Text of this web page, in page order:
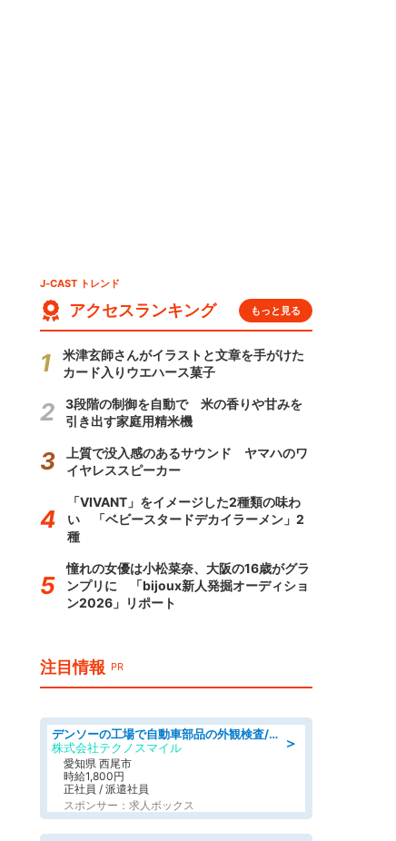
J-CAST トレンド
アクセスランキング もっと見る
米津玄師さんがイラストと文章を手がけた
カード入りウエハース菓子
3段階の制御を自動で 米の香りや甘みを
引き出す家庭用精米機
上質で没入感のあるサウンド ヤマハのワ
イヤレススピーカー
「VIVANT」をイメージした2種類の味わ
い 「ベビースタードデカイラーメン」2
種
憧れの女優は小松菜奈、大阪の16歳がグラ
ンプリに 「bijoux新人発掘オーディショ
ン2026」リポート
注目情報 PR
＞
デンソーの工場で自動車部品の外観検査/denso aichi
株式会社テクノスマイル
愛知県 西尾市
時給1,800円
正社員 / 派遣社員
スポンサー：求人ボックス